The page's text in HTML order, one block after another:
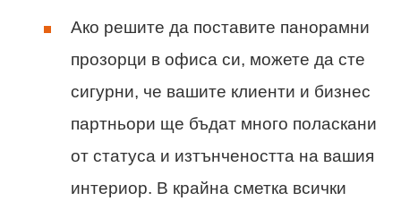
Ако решите да поставите панорамни
прозорци в офиса си, можете да сте
сигурни, че вашите клиенти и бизнес
партньори ще бъдат много поласкани
от статуса и изтънчеността на вашия
интериор. В крайна сметка всички